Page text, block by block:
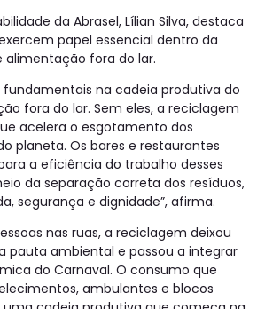
da Abrasel, Lílian Silva, destaca
papel essencial dentro da
alimentação fora do lar.
fundamentais na cadeia produtiva do
fora do lar. Sem eles, a reciclagem
acelera o esgotamento dos
planeta. Os bares e restaurantes
a eficiência do trabalho desses
da separação correta dos resíduos,
segurança e dignidade”, afirma.
nas ruas, a reciclagem deixou
pauta ambiental e passou a integrar
do Carnaval. O consumo que
ambulantes e blocos